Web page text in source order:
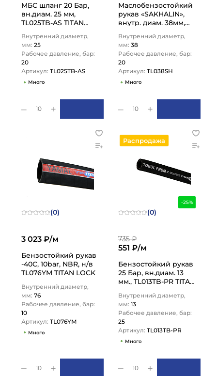
МБС шланг 20 Бар,
вн.диам. 25 мм,
TL025TB-AS TITAN
Внутренний диаметр,
мм: 25
Рабочее давление, бар:
20
Артикул: TL025TB-AS
Много
10
Маслобензостойкий
рукав «SAKHALIN»,
внутр. диам. 38мм,
всас., TL038SH TITAN…
Внутренний диаметр,
мм: 38
Рабочее давление, бар:
20
Артикул: TL038SH
Много
10
(0)
3 023 ₽/м
Бензостойкий рукав
-40C, 10bar, NBR, н/в
TL076YM TITAN LOCK
Внутренний диаметр,
мм: 76
Рабочее давление, бар:
10
Артикул: TL076YM
Много
10
-25%
Распродажа
(0)
735 ₽
551 ₽/м
Бензостойкий рукав
25 Бар, вн.диам. 13
мм., TL013TB-PR TITAN
Внутренний диаметр,
мм: 13
Рабочее давление, бар:
25
Артикул: TL013TB-PR
Много
10